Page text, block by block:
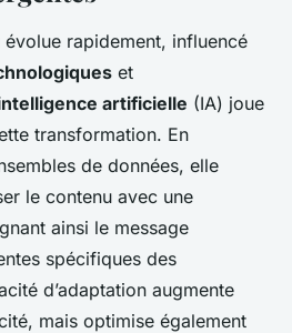
évolue rapidement, influencé
et
artificielle (IA) joue
transformation. En
de données, elle
le contenu avec une
ainsi le message
spécifiques des
d’adaptation augmente
mais optimise également